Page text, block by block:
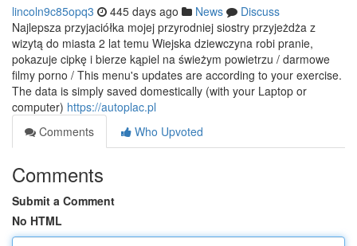
lincoln9c85opq3 445 days ago News
Discuss
Najlepsza przyjaciółka mojej przyrodniej siostry przyjeżdża z
wizytą do miasta 2 lat temu Wiejska dziewczyna robi pranie,
pokazuje cipkę i bierze kąpiel na świeżym powietrzu / darmowe
filmy porno / This menu's updates are according to your exercise.
The data is simply saved domestically (with your Laptop or
computer) https://autoplac.pl
Comments
Who Upvoted
Comments
Submit a Comment
No HTML